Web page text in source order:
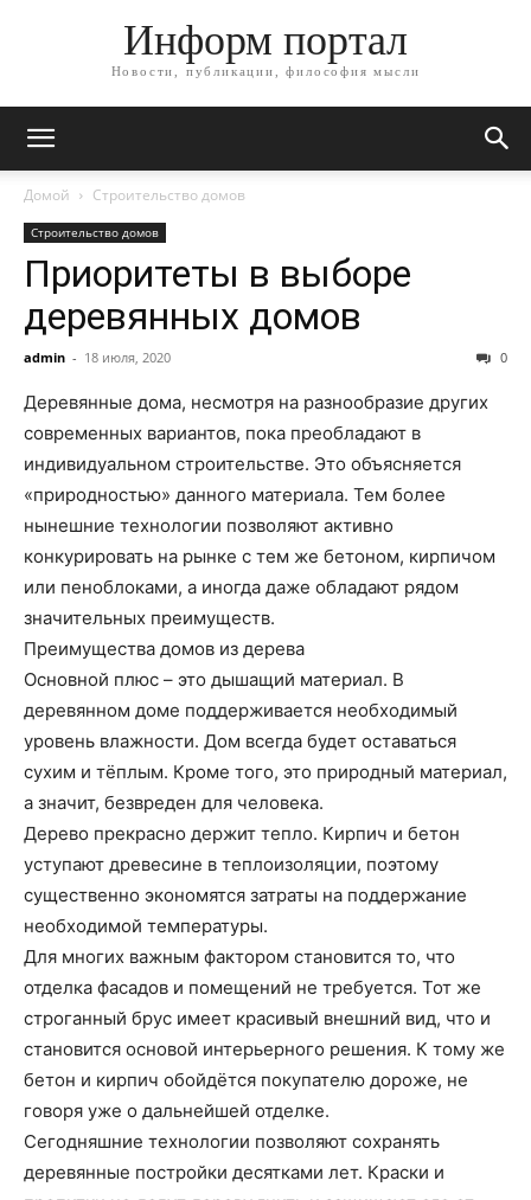
Информ портал
Новости, публикации, философия мысли
Домой Строительство домов
Строительство домов
Приоритеты в выборе
деревянных домов
admin - 18 июля, 2020 0
Деревянные дома, несмотря на разнообразие других
современных вариантов, пока преобладают в
индивидуальном строительстве. Это объясняется
«природностью» данного материала. Тем более
нынешние технологии позволяют активно
конкурировать на рынке с тем же бетоном, кирпичом
или пеноблоками, а иногда даже обладают рядом
значительных преимуществ.
Преимущества домов из дерева
Основной плюс – это дышащий материал. В
деревянном доме поддерживается необходимый
уровень влажности. Дом всегда будет оставаться
сухим и тёплым. Кроме того, это природный материал,
а значит, безвреден для человека.
Дерево прекрасно держит тепло. Кирпич и бетон
уступают древесине в теплоизоляции, поэтому
существенно экономятся затраты на поддержание
необходимой температуры.
Для многих важным фактором становится то, что
отделка фасадов и помещений не требуется. Тот же
строганный брус имеет красивый внешний вид, что и
становится основой интерьерного решения. К тому же
бетон и кирпич обойдётся покупателю дороже, не
говоря уже о дальнейшей отделке.
Сегодняшние технологии позволяют сохранять
деревянные постройки десятками лет. Краски и